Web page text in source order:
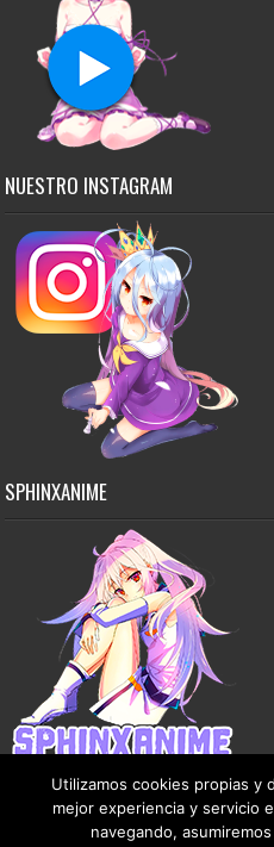
NUESTRO INSTAGRAM
SPHINXANIME
Utilizamos cookies propias y
mejor experiencia y servicio
navegando,